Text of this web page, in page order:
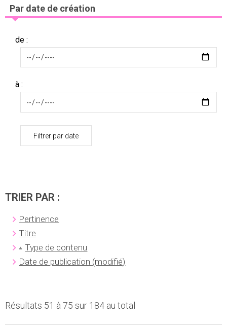
Par date de création
de :
à :
Filtrer par date
TRIER PAR :
Pertinence
Titre
Type de contenu
Date de publication (modifié)
Résultats 51 à 75 sur 184 au total